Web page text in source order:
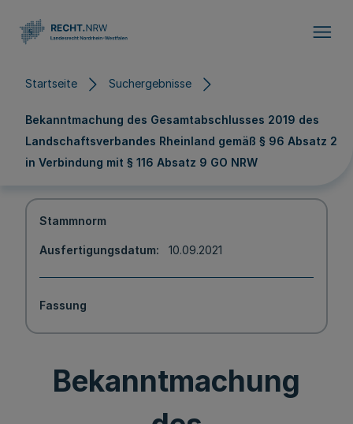
Startseite Suchergebnisse
Bekanntmachung des Gesamtabschlusses 2019 des
Landschaftsverbandes Rheinland gemäß § 96 Absatz 2
in Verbindung mit § 116 Absatz 9 GO NRW
Stammnorm
Ausfertigungsdatum 10.09.2021
Fassung
Bekanntmachung